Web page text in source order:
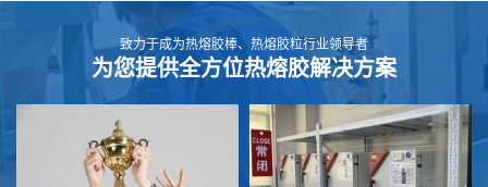
致力于成为热熔胶棒、热熔胶粒行业领导者
为您提供全方位热熔胶解决方案